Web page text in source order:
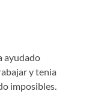
ayudado
y tenia
imposibles.